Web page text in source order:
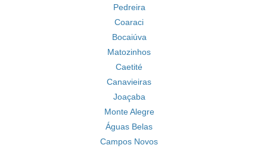
Pedreira
Coaraci
Bocaiúva
Matozinhos
Caetité
Canavieiras
Joaçaba
Monte Alegre
Águas Belas
Campos Novos